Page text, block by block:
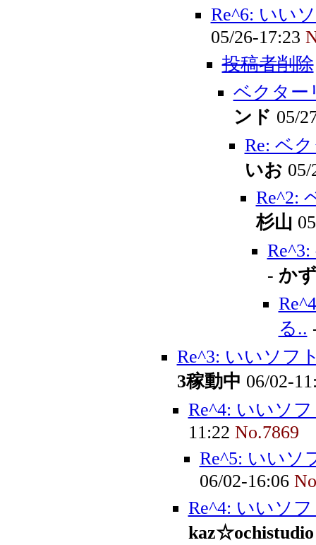
Re^6: いい
05/26-17:23
投稿者削除
ベクター
ンド 05/
Re: ベ
いお
Re^2:
杉山
- か
る..
Re^3: いいソフ
3稼動中 06/02-
Re^4: いいソ
11:22 No.7869
Re^5: いいソ
06/02-16:06
Re^4: いいソ
kaz☆ochistudio